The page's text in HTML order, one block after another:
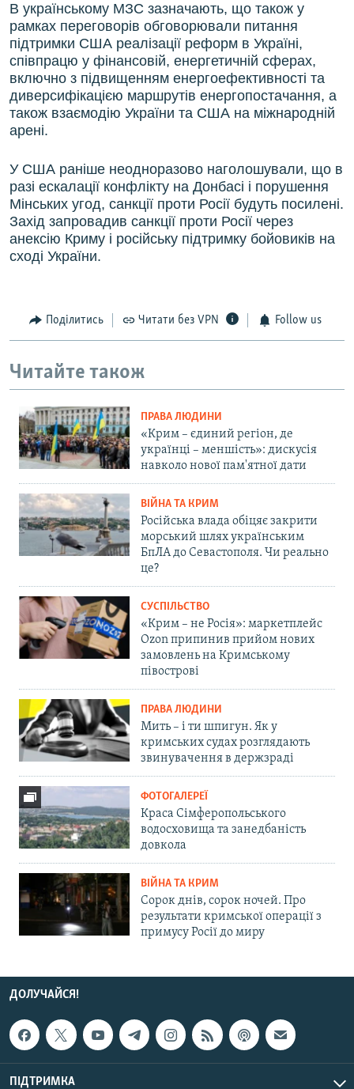
В українському МЗС зазначають, що також у
рамках переговорів обговорювали питання
підтримки США реалізації реформ в Україні,
співпрацю у фінансовій, енергетичній сферах,
включно з підвищенням енергоефективності та
диверсифікацією маршрутів енергопостачання, а
також взаємодію України та США на міжнародній
арені.
У США раніше неодноразово наголошували, що в
разі ескалації конфлікту на Донбасі і порушення
Мінських угод, санкції проти Росії будуть посилені.
Захід запровадив санкції проти Росії через
анексію Криму і російську підтримку бойовиків на
сході України.
Поділитись Читати без VPN Follow us
Читайте також
ПРАВА ЛЮДИНИ
«Крим – єдиний регіон, де
українці – меншість»: дискусія
навколо нової пам'ятної дати
ВІЙНА ТА КРИМ
Російська влада обіцяє закрити
морський шлях українським
БпЛА до Севастополя. Чи реально
це?
СУСПІЛЬСТВО
«Крим – не Росія»: маркетплейс
Ozon припинив прийом нових
замовлень на Кримському
півострові
ПРАВА ЛЮДИНИ
Мить – і ти шпигун. Як у
кримських судах розглядають
звинувачення в держзраді
ФОТОГАЛЕРЕЇ
Краса Сімферопольського
водосховища та занедбаність
довкола
ВІЙНА ТА КРИМ
Сорок днів, сорок ночей. Про
результати кримської операції з
примусу Росії до миру
ДОЛУЧАЙСЯ!
ПІДТРИМКА